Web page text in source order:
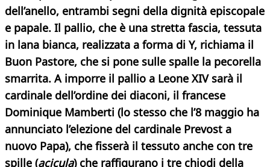
dell’anello, entrambi segni della dignità episcopale
e papale. Il pallio, che è una stretta fascia, tessuta
in lana bianca, realizzata a forma di Y, richiama il
Buon Pastore, che si pone sulle spalle la pecorella
smarrita. A imporre il pallio a Leone XIV sarà il
cardinale dell’ordine dei diaconi, il francese
Dominique Mamberti (lo stesso che l’8 maggio ha
annunciato l’elezione del cardinale Prevost a
nuovo Papa), che fisserà il tessuto anche con tre
spille (acicula) che raffigurano i tre chiodi della